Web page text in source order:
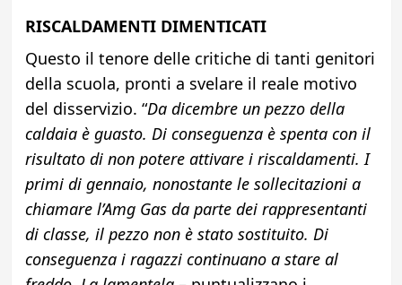
RISCALDAMENTI DIMENTICATI
Questo il tenore delle critiche di tanti genitori
della scuola, pronti a svelare il reale motivo
del disservizio. “Da dicembre un pezzo della
caldaia è guasto. Di conseguenza è spenta con il
risultato di non potere attivare i riscaldamenti. I
primi di gennaio, nonostante le sollecitazioni a
chiamare l’Amg Gas da parte dei rappresentanti
di classe, il pezzo non è stato sostituito. Di
conseguenza i ragazzi continuano a stare al